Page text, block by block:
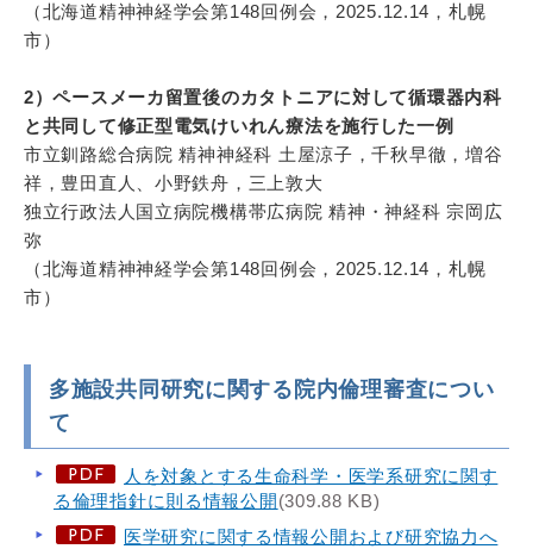
（北海道精神神経学会第148回例会，2025.12.14，札幌
市）
2）ペースメーカ留置後のカタトニアに対して循環器内科
と共同して修正型電気けいれん療法を施行した一例
市立釧路総合病院 精神神経科 土屋涼子，千秋早徹，増谷
祥，豊田直人、小野鉄舟，三上敦大
独立行政法人国立病院機構帯広病院 精神・神経科 宗岡広
弥
（北海道精神神経学会第148回例会，2025.12.14，札幌
市）
多施設共同研究に関する院内倫理審査につい
て
人を対象とする生命科学・医学系研究に関す
る倫理指針に則る情報公開(309.88 KB)
医学研究に関する情報公開および研究協力へ